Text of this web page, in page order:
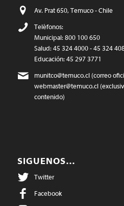
Av. Prat 650, Temuco - Chile
Teléfonos:
Municipal: 800 100 650
Salud: 45 324 4000 - 45 324
Educación: 45 297 3771
munitco@temuco.cl(correo
webmaster@temuco.cl
contenido)
SIGUENOS…
Twitter
Facebook